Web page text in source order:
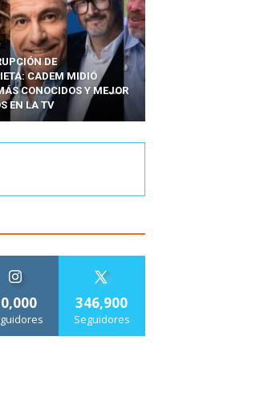
DE
CADEM MIDIÓ
CONOCIDOS Y MEJOR
EN LA TV
346,900
Seguidores